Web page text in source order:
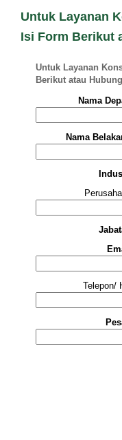
Untuk Layanan
Isi Form Berikut